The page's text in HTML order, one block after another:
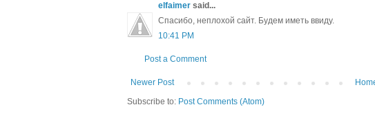
elfaimer said...
Спасибо, неплохой сайт. Будем иметь ввиду.
10:41 PM
Post a Comment
Newer Post
Subscribe to: Post Comments (Atom)